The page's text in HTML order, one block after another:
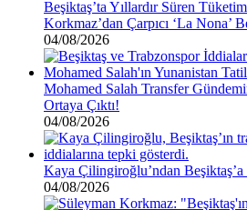
Beşiktaş’ta Yıllardır Süren
Korkmaz’dan Çarpıcı ‘La Nona’
04/08/2026
Mohamed Salah Transfer
Ortaya Çıktı!
04/08/2026
Kaya Çilingiroğlu’ndan Beşiktaş’a
04/08/2026